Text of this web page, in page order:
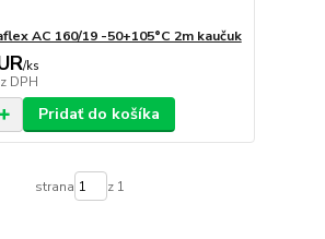
AC 160/19 -50+105°C 2m kaučuk
/ks
DPH
Pridať do košíka
strana z 1